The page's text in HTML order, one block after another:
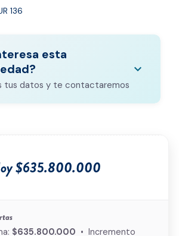
136
esta
tus datos y te contactaremos
expand_more
$635.800.000
$635.800.000 • Incremento